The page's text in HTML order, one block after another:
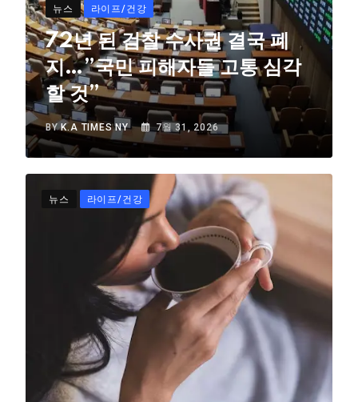
뉴스 라이프/건강
72년 된 검찰 수사권 결국 폐
지…”국민 피해자들 고통 심각
할 것”
BYK.A TIMES NY 7월 31, 2026
뉴스 라이프/건강